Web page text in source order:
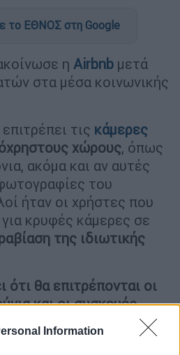
Information
το ΕΘΝΟΣ στη Google
η Airbnb μετά
στα μέσα κοινωνικής
τις κάμερες
χώρους, όπως
ακόμα και αν αυτές
του
ήταν οι χρήστες που
κρυφές κάμερες σε
της ιδιωτικής
ότι θα επιτρέπονται οι
και οι συσκευές
για την προστασία